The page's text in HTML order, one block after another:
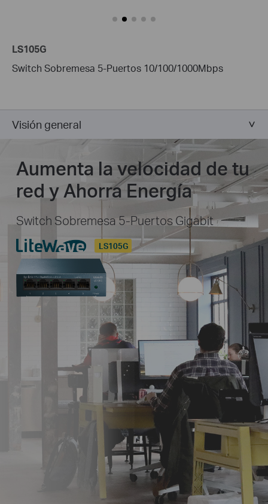
LS105G
Switch Sobremesa 5-Puertos 10/100/1000Mbps
Visión general
Aumenta la velocidad de tu
red y Ahorra Energía
Switch Sobremesa 5-Puertos Gigabit
LS105G